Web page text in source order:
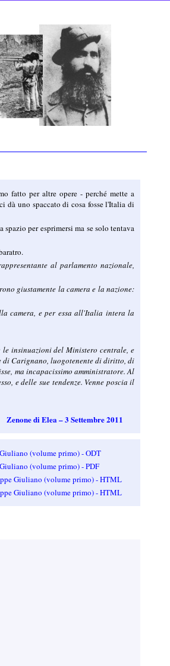
fatto per altre opere - perché mette a
dà uno spaccato di cosa fosse l'Italia di
per esprimersi ma se solo tentava
al parlamento nazionale,
giustamente la camera e la nazione:
camera, e per essa all'Italia intera la
insinuazioni del Ministero centrale, e
di Carignano, luogotenente di diritto, di
ma incapacissimo amministratore. Al
e delle sue tendenze. Venne poscia il
Zenone di Elea – 3 Settembre 2011
(volume primo) - ODT
(volume primo) - PDF
Giuliano (volume primo) - HTML
Giuliano (volume primo) - HTML